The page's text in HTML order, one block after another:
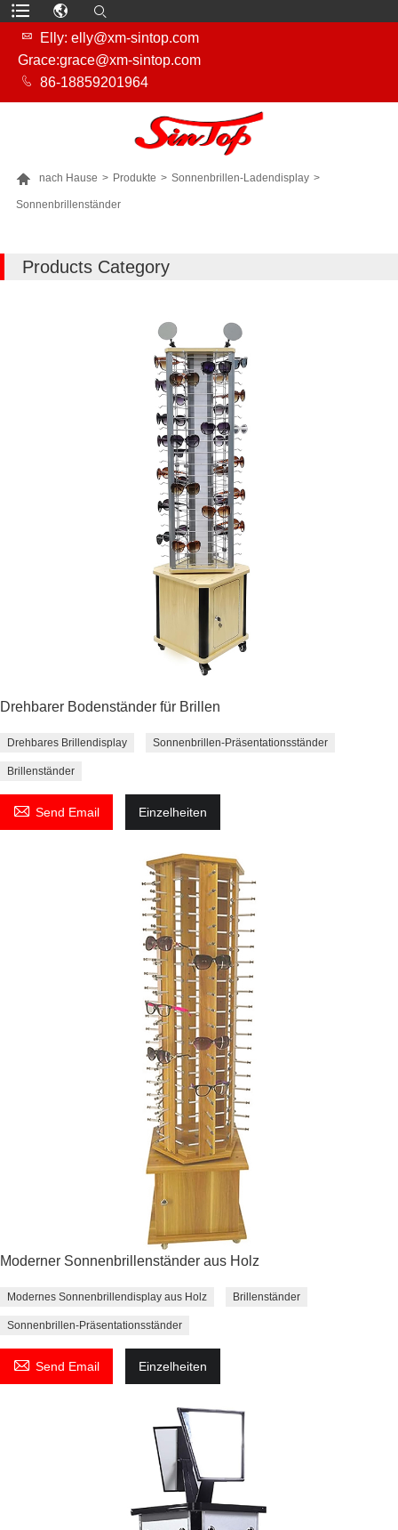

Elly: elly@xm-sintop.com
Grace:grace@xm-sintop.com
 86-18859201964
 nach Hause > Produkte > Sonnenbrillen-Ladendisplay >
Sonnenbrillenständer
Products Category
Drehbarer Bodenständer für Brillen
Drehbares Brillendisplay Sonnenbrillen-Präsentationsständer
Brillenständer
 Send Email Einzelheiten
Moderner Sonnenbrillenständer aus Holz
Modernes Sonnenbrillendisplay aus Holz Brillenständer
Sonnenbrillen-Präsentationsständer
 Send Email Einzelheiten